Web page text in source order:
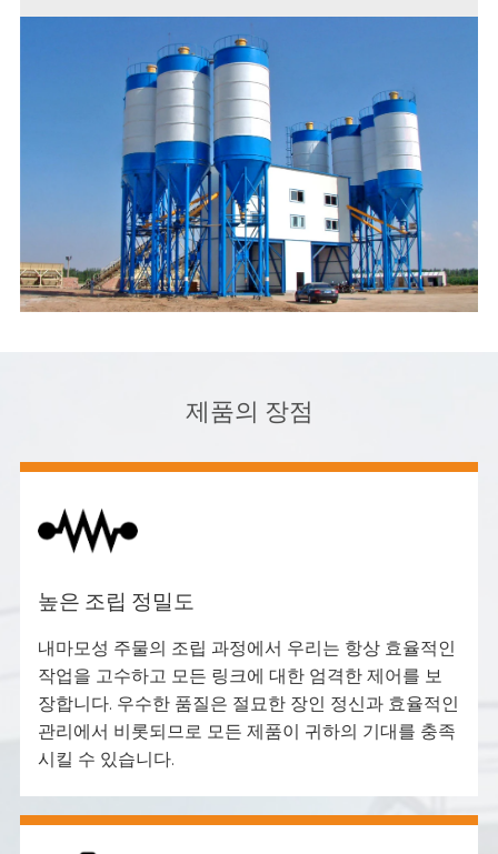
제품의 장점
높은 조립 정밀도
내마모성 주물의 조립 과정에서 우리는 항상 효율적인
작업을 고수하고 모든 링크에 대한 엄격한 제어를 보
장합니다. 우수한 품질은 절묘한 장인 정신과 효율적인
관리에서 비롯되므로 모든 제품이 귀하의 기대를 충족
시킬 수 있습니다.